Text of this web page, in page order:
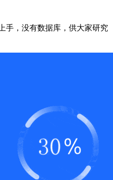
手，没有数据库，供大家研究